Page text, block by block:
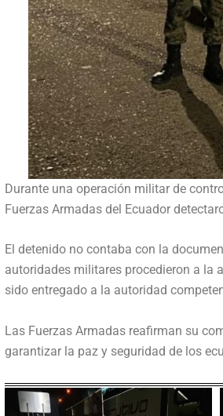
Durante una operación militar de
Fuerzas Armadas del Ecuador
El detenido no contaba con la
autoridades militares procedieron a la
sido entregado a la autoridad
Las Fuerzas Armadas reafirman su
garantizar la paz y seguridad de los